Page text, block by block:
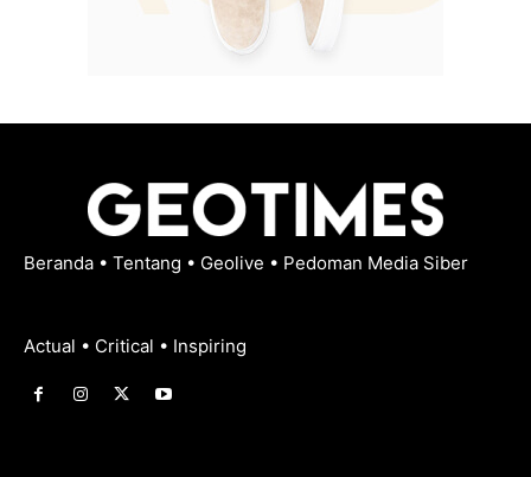
Beranda • Tentang • Geolive • Pedoman Media Siber
Actual • Critical • Inspiring